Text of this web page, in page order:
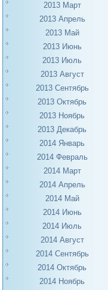
2013 Март
2013 Апрель
2013 Май
2013 Июнь
2013 Июль
2013 Август
2013 Сентябрь
2013 Октябрь
2013 Ноябрь
2013 Декабрь
2014 Январь
2014 Февраль
2014 Март
2014 Апрель
2014 Май
2014 Июнь
2014 Июль
2014 Август
2014 Сентябрь
2014 Октябрь
2014 Ноябрь